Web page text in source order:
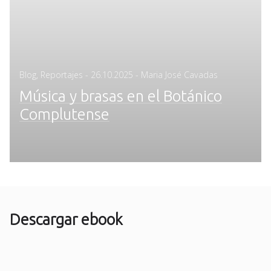
Blog Reportajes - Posted
26.10.2025 - Maria José Cavadas
Música y brasas en el Botánico
Complutense
Descargar ebook